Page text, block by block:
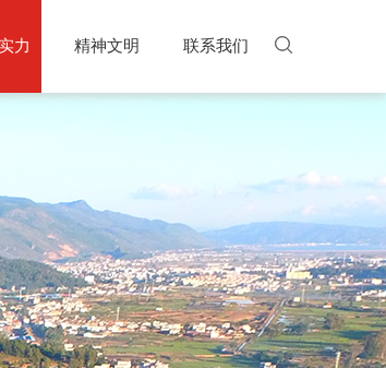
力 精神文明 联系我们